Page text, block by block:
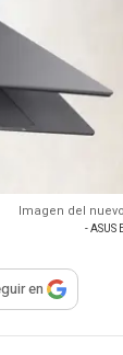
Imagen del
- ASUS
para
en